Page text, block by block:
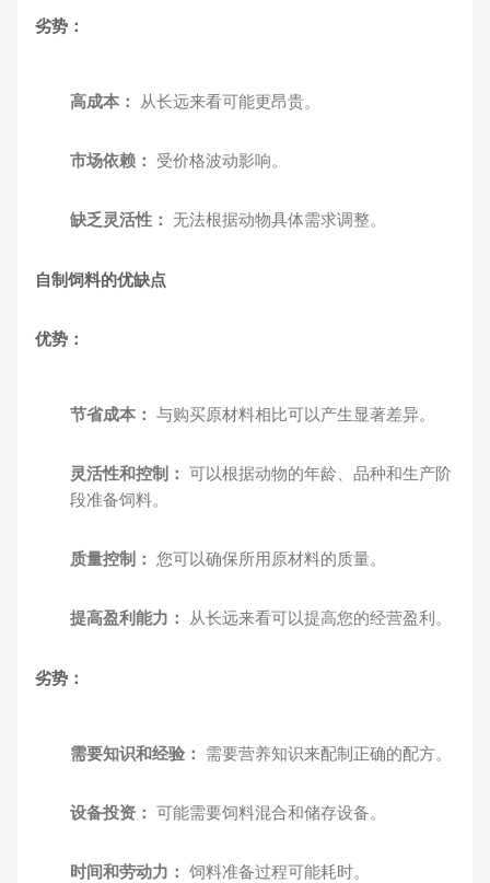
劣势：
高成本： 从长远来看可能更昂贵。
市场依赖： 受价格波动影响。
缺乏灵活性： 无法根据动物具体需求调整。
自制饲料的优缺点
优势：
节省成本： 与购买原材料相比可以产生显著差异。
灵活性和控制： 可以根据动物的年龄、品种和生产阶
段准备饲料。
质量控制： 您可以确保所用原材料的质量。
提高盈利能力： 从长远来看可以提高您的经营盈利。
劣势：
需要知识和经验： 需要营养知识来配制正确的配方。
设备投资： 可能需要饲料混合和储存设备。
时间和劳动力： 饲料准备过程可能耗时。